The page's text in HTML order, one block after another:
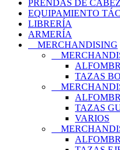
PRENDAS DE
EQUIPAMIENTO
LIBRERÍA
ARMERÍA
MERCHANDISING
TAZAS
TAZAS
VARIOS